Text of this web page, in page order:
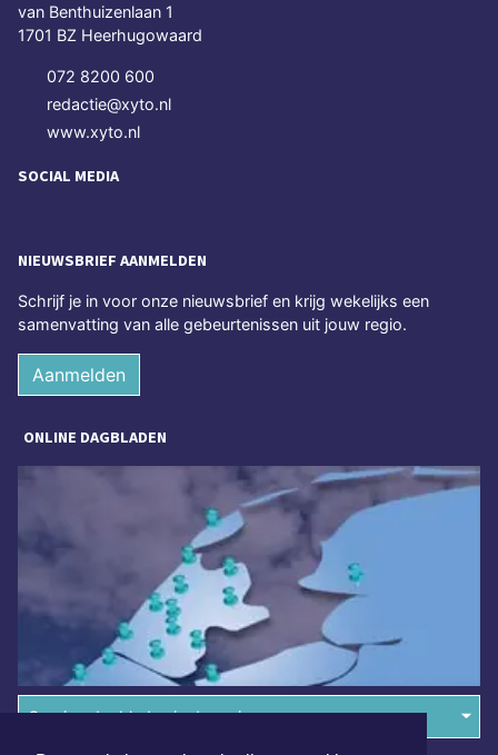
van Benthuizenlaan 1
1701 BZ Heerhugowaard
072 8200 600
redactie@xyto.nl
www.xyto.nl
SOCIAL MEDIA
NIEUWSBRIEF AANMELDEN
Schrijf je in voor onze nieuwsbrief en krijg wekelijks een
samenvatting van alle gebeurtenissen uit jouw regio.
Aanmelden
ONLINE DAGBLADEN
Overige dagbladen in de regio